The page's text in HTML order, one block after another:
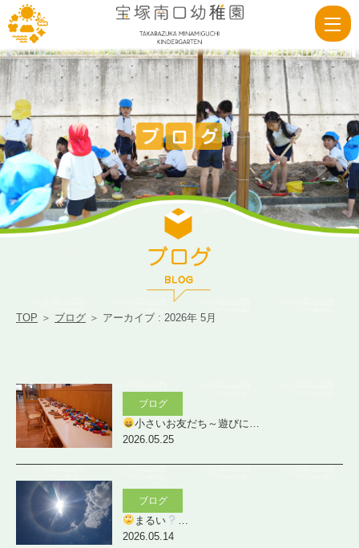
5
月
|
宝
塚
南
口
幼
TOP ＞ ブログ ＞ アーカイブ : 2026年 5月
ブログ
小さいお友だち～遊びに…
2026.05.25
ブログ
まるい
2026.05.14